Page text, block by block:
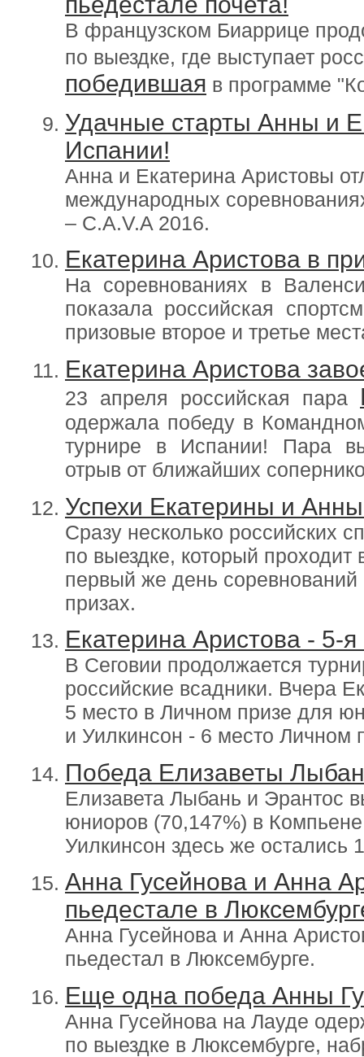
В французском Биаррице
по выездке, где выступает
победившая в программе
Удачные старты Анны и
Испании!
Анна и Екатерина Аристовы
международных
– C.A.V.A 2016.
Екатерина Аристова в
На соревнованиях в
показала российская
призовые второе и третье
Екатерина Аристова
23 апреля российская пара
одержала победу в
турнире в Испании! Пара
отрыв от ближайших
Успехи Екатерины и
Сразу несколько российских
по выездке, который
первый же день
призах.
Екатерина Аристова - 5-
В Сеговии продолжается
российские всадники. Вчера
5 место в Личном призе для
и Уилкинсон - 6 место Личном
Победа Елизаветы
Елизавета Лыбань и Эрантос
юниоров (70,147%) в
Уилкинсон здесь же остались
Анна Гусейнова и Анна
пьедестале в
Анна Гусейнова и Анна
пьедестал в Люксембурге.
Еще одна победа Анны
Анна Гусейнова на Лауде
по выездке в Люксембурге,